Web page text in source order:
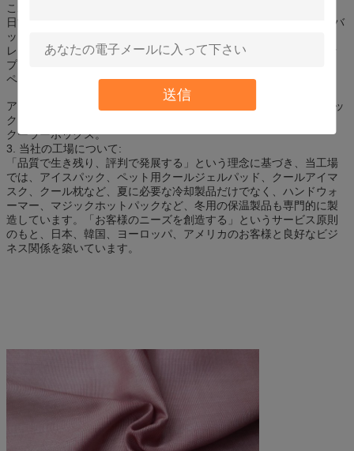
送信
これらの製品も製造できます:
日常生活用: ワイン用ジェル入り冷却ラップ、ジェル入りクーラーバ
ッグ、アイスパック、ホットコールドパック、アイスベッドマット
レス、フラワーパールマッド、パールエアフレッシャー、製氷カッ
プ;
ペット用: 犬用冷却マット、ペット用冷却ベスト;
アウトドアとスポーツ用: 冷却帽子、冷却スカーフ、冷凍アイスボッ
クス、冷凍アイスパック、スポーツ冷却タオル、クーラーバッグ、
クーラーボックス。
3. 当社の工場について:
「品質で生き残り、評判で発展する」という理念に基づき、当工場
では、アイスパック、ペット用クールジェルパッド、クールアイマ
スク、クール枕など、夏に必要な冷却製品だけでなく、ハンドウォ
ーマー、マジックホットパックなど、冬用の保温製品も専門的に製
造しています。「お客様のニーズを創造する」というサービス原則
のもと、日本、韓国、ヨーロッパ、アメリカのお客様と良好なビジ
ネス関係を築いています。